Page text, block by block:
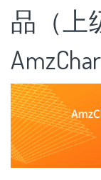
品（上